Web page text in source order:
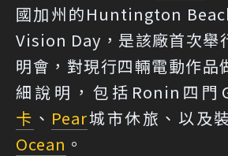
國加州的Huntington
Vision Day，是該廠首次舉
明會，對現行四輛電動作品
細說明，包括Ronin四門
卡 、 Pear城市休旅、以及
Ocean 。